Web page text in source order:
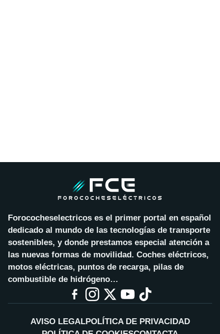
Forococheselectricos es el primer portal en español
dedicado al mundo de las tecnologías de transporte
sostenibles, y donde prestamos especial atención a
las nuevas formas de movilidad. Coches eléctricos,
motos eléctricas, puntos de recarga, pilas de
combustible de hidrógeno…
AVISO LEGALPOLÍTICA DE PRIVACIDAD